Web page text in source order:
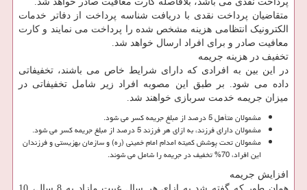
متقاضیان پرداخت نقدی با دریافت شناسه پرداخت از دفاتر خدمات
الکترونیک انتظامی هزینه مشخص شده را پرداخت می نمایند و کارت
معافیت صادر و برای افراد ارسال خواهد شد.
تخفیف در هزینه جریمه
در این بین به افرادی که دارای شرایط خاص می باشند، تخفیفاتی
داده می شود. بر طبق این مصوبه افراد زیر شامل تخفیفاتی در
میزان جریمه خدمت سربازی خواهند شد.
مشمولان متأهل 5 درصد از مبلغ جریمه کسر می شود.
مشمولان دارای فرزند، به ازای هر فرزند 5 درصد از مبلغ جریمه کسر می شود.
مشمولان تحت پوشش کمیته امدام امام خمینی (ره) و سازمان بهزیستی و فرزندان
این افراد، 70% تخفیف در جریمه را شامل می شوند.
افزایش جریمه
همان طور که گفته شد به ازای هر سال غیبت مازاد به 8 سال، 10